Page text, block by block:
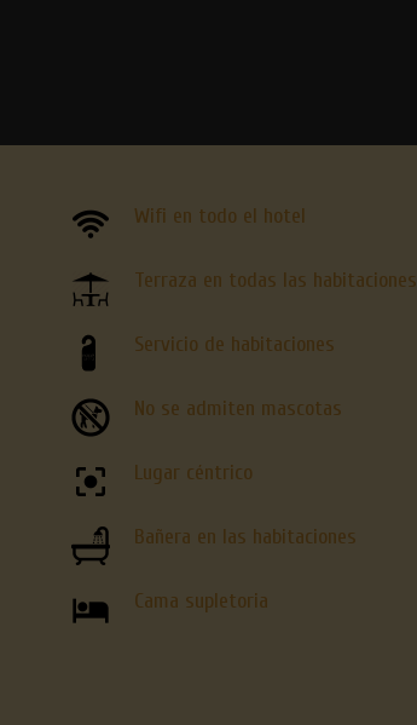
Wifi en todo el hotel
Terraza en todas las habitaciones
Servicio de habitaciones
No se admiten mascotas
Lugar céntrico
Bañera en las habitaciones
Cama supletoria